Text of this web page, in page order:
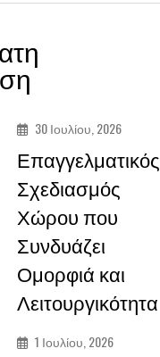
30 Ιουλίου, 2026
Επαγγελματικός
Σχεδιασμός
Χώρου που
Συνδυάζει
Ομορφιά και
Λειτουργικότητα
1 Ιουλίου, 2026